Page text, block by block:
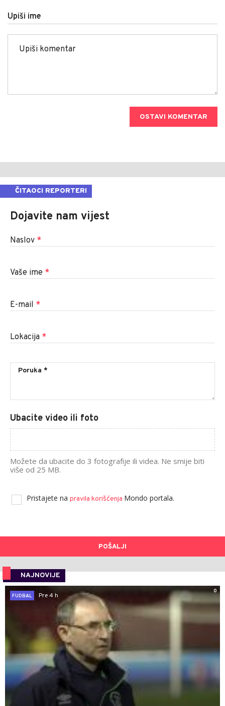
Upiši ime
OSTAVI KOMENTAR
ČITAOCI REPORTERI
Dojavite nam vijest
Naslov *
Vaše ime *
E-mail *
Lokacija *
Ubacite video ili foto
Možete da ubacite do 3 fotografije ili videa. Ne smije biti
više od 25 MB.
Pristajete na pravila korišćenja Mondo portala.
POŠALJI
NAJNOVIJE
0
FUDBAL
Pre 4 h